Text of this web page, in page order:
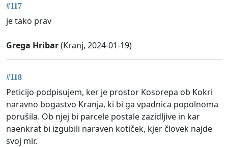
#117
je tako prav
Grega Hribar(Kranj, 2024-01-19)
#118
Peticijo podpisujem, ker je prostor Kosorepa ob Kokri
naravno bogastvo Kranja, ki bi ga vpadnica popolnoma
porušila. Ob njej bi parcele postale zazidljive in kar
naenkrat bi izgubili naraven kotiček, kjer človek najde
svoj mir.